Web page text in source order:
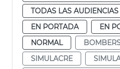
TODAS LAS AUDIENCIAS
EN PORTADA
EN
NORMAL
SIMULACRE